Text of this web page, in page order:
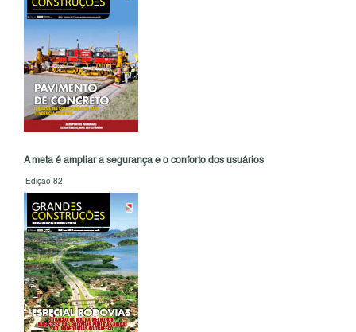
A meta é ampliar a segurança e o conforto dos usuários
Edição 82